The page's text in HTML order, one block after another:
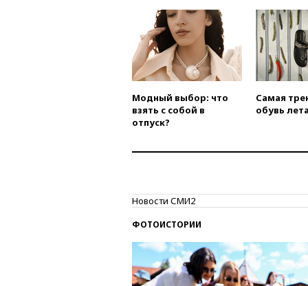
Модный выбор: что
взять с собой в
отпуск?
Самая
обувь
Новости СМИ2
ФОТОИСТОРИИ